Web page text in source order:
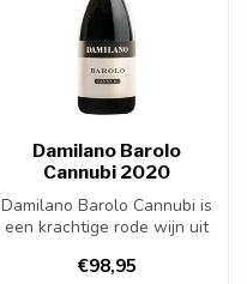
Damilano Barolo
Cannubi 2020
Damilano Barolo Cannubi is
een krachtige rode wijn uit
€98,95